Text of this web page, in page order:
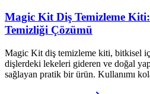
Magic Kit Diş Temizleme
Temizliği Çözümü
Magic Kit diş temizleme kiti, bitkisel
dişlerdeki lekeleri gideren ve doğal
sağlayan pratik bir ürün. Kullanımı